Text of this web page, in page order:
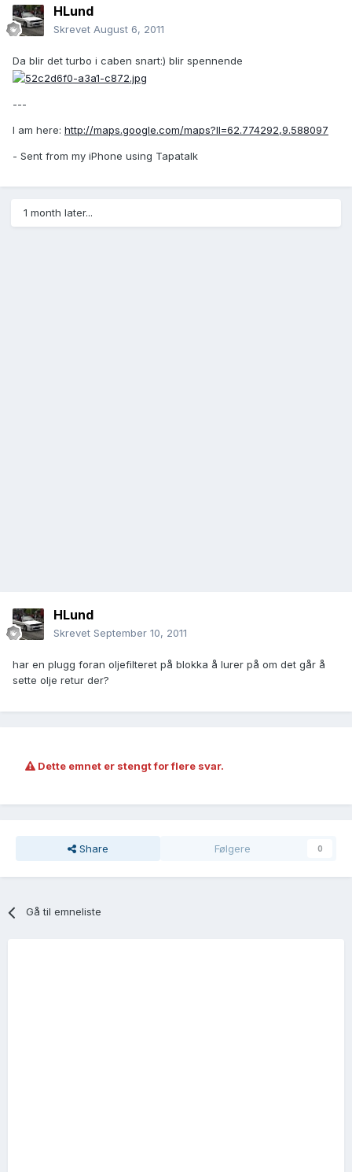
HLund
Skrevet August 6, 2011
Da blir det turbo i caben snart:) blir spennende
---
I am here: http://maps.google.com/maps?ll=62.774292,9.588097
- Sent from my iPhone using Tapatalk
1 month later...
HLund
Skrevet September 10, 2011
har en plugg foran oljefilteret på blokka å lurer på om det går å
sette olje retur der?
Dette emnet er stengt for flere svar.
Share Følgere 0
Gå til emneliste